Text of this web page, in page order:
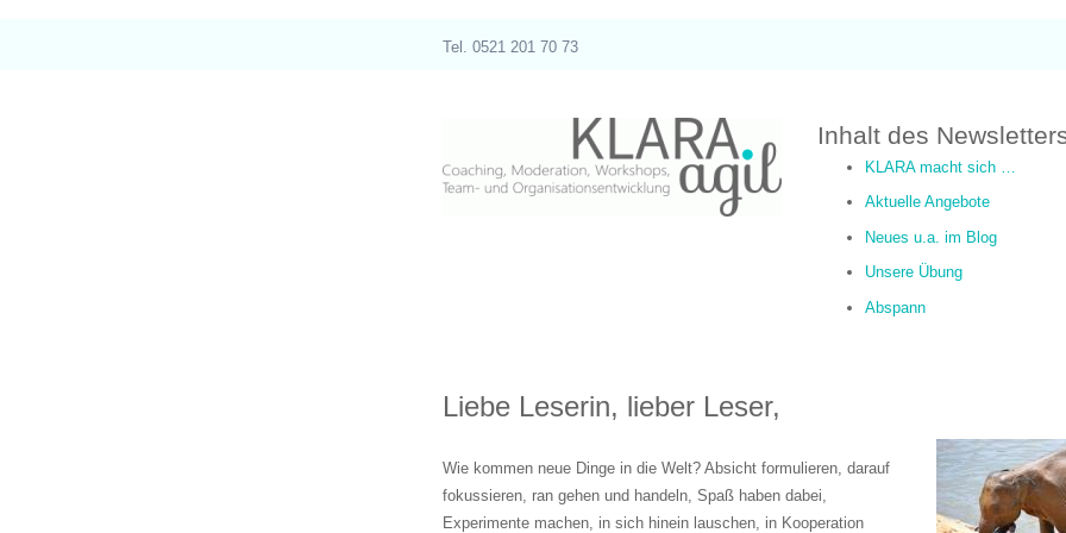
Tel. 0521 201 70 73
Inhalt des
KLARA macht sich …
Aktuelle Angebote
Neues u.a. im Blog
Unsere Übung
Abspann
Liebe Leserin, lieber Leser,
Wie kommen neue Dinge in die Welt? Absicht formulieren, darauf
fokussieren, ran gehen und handeln, Spaß haben dabei,
Experimente machen, in sich hinein lauschen, in Kooperation